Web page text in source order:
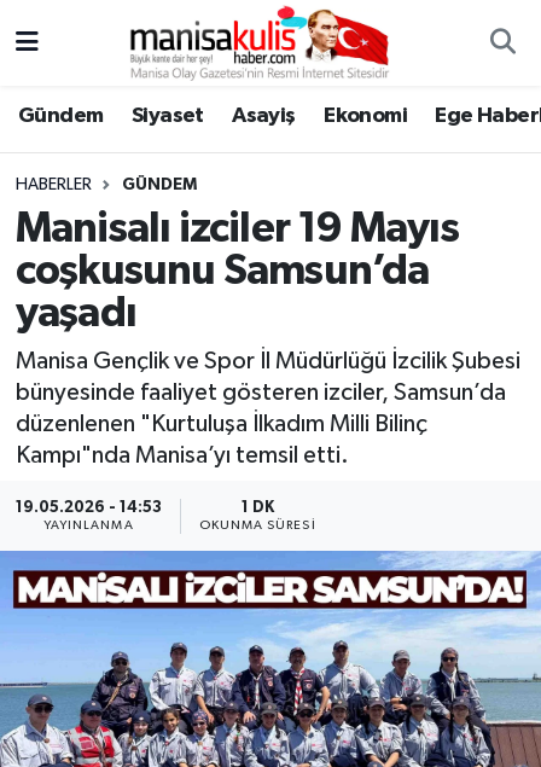
Gündem Siyaset Asayiş Ekonomi Ege
HABERLER GÜNDEM
Manisalı izciler 19 Mayıs
coşkusunu Samsun’da
yaşadı
Manisa Gençlik ve Spor İl Müdürlüğü İzcilik Şubesi
bünyesinde faaliyet gösteren izciler, Samsun’da
düzenlenen "Kurtuluşa İlkadım Milli Bilinç
Kampı"nda Manisa’yı temsil etti.
19.05.2026 - 14:53
YAYINLANMA
1 DK
OKUNMA SÜRESI
Ege Haberleri
Ekonomi
Genel
Gündem
Resmi İlan
Siyaset
Spor
Türkiye
Yunusemre Hava Durumu
Yunusemre Trafik Yoğunluk Haritası
Süper Lig Puan Durumu ve Fikstür
Tüm Manşetler
Son Dakika Haberleri
Haber Arşivi